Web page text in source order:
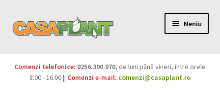
Meniu
Pesticide
Comenzi telefonice: 0256.300.070, de luni până vineri, între orele
8:00 - 16:00 || Comenzi e-mail: comenzi@casaplant.ro